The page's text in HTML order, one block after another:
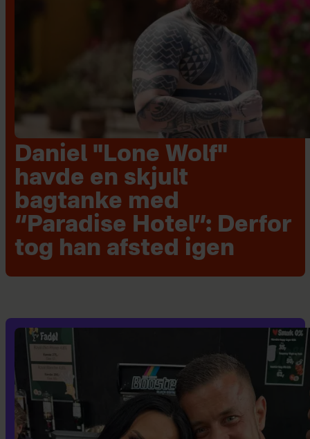
Daniel "Lone Wolf"
havde en skjult
bagtanke med
“Paradise Hotel”: Derfor
tog han afsted igen